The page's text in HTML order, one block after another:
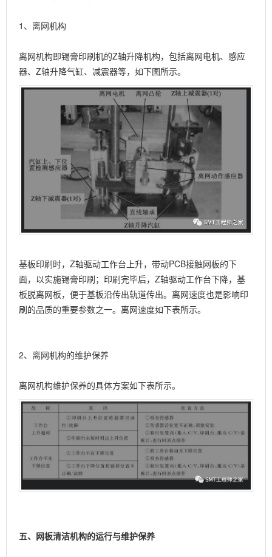
1、离网机构
离网机构即锡膏印刷机的Z轴升降机构，包括离网电机、感应
器、Z轴升降气缸、减震器等，如下图所示。
基板印刷时，Z轴驱动工作台上升，带动PCB接触网板的下
面，以实施锡膏印刷；印刷完毕后，Z轴驱动工作台下降，基
板脱离网板，便于基板沿传出轨道传出。离网速度也是影响印
刷的品质的重要参数之一。离网速度如下表所示。
2、离网机构的维护保养
离网机构维护保养的具体方案如下表所示。
五、网板清洁机构的运行与维护保养